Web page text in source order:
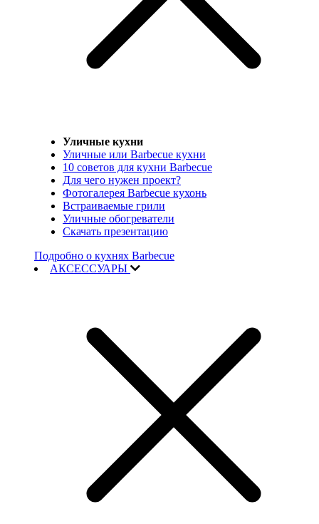
Уличные кухни
Уличные или Barbecue кухни
10 советов для кухни Barbecue
Для чего нужен проект?
Фотогалерея Barbecue кухонь
Встраиваемые грили
Уличные обогреватели
Скачать презентацию
Подробно о кухнях Barbecue
АКСЕССУАРЫ